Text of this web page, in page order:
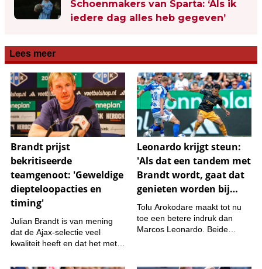
Schoenmakers van Sparta: ‘Als ik
iedere dag alles heb gegeven’